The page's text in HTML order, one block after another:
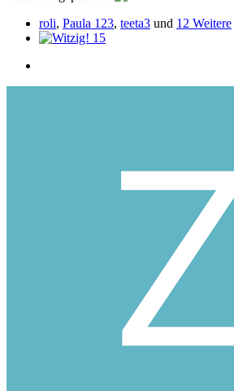
roli, Paula 123, teeta3 und 12 Weitere
15